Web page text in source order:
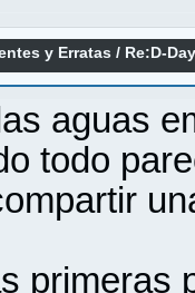
y Erratas / Re:D-
aguas
todo
primeras